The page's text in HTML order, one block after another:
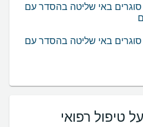
סוגרים באי שליטה בהסדר עם
סוגרים באי שליטה בהסדר עם
טיפול רפואי